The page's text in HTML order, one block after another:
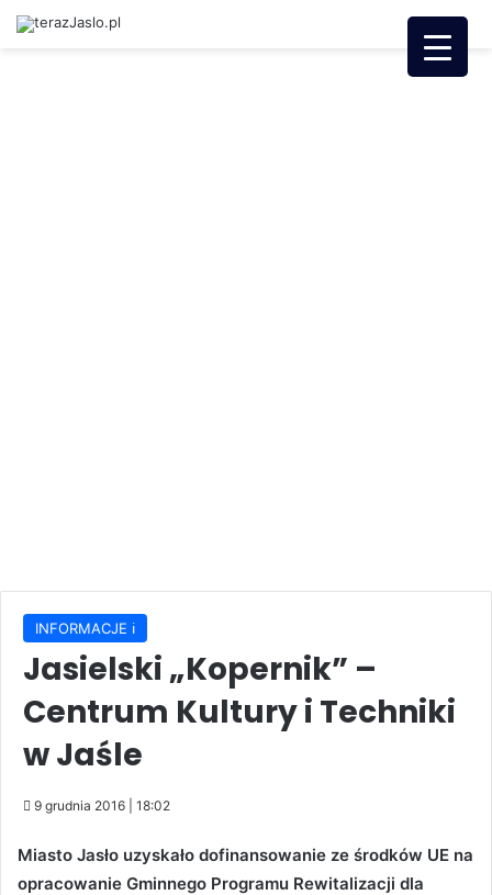
INFORMACJE ℹ️
Jasielski „Kopernik” –
Centrum Kultury i Techniki
w Jaśle
9 grudnia 2016 | 18:02
Miasto Jasło uzyskało dofinansowanie ze środków UE na
opracowanie Gminnego Programu Rewitalizacji dla